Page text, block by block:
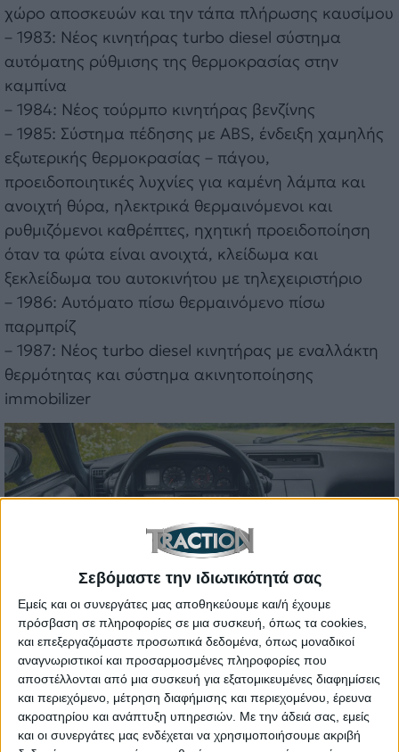
Σεβόμαστε την ιδιωτικότητά σας
Εμείς και οι συνεργάτες μας αποθηκεύουμε και/ή έχουμε
πρόσβαση σε πληροφορίες σε μια συσκευή, όπως τα cookies,
και επεξεργαζόμαστε προσωπικά δεδομένα, όπως μοναδικοί
αναγνωριστικοί και προσαρμοσμένες πληροφορίες που
αποστέλλονται από μια συσκευή για εξατομικευμένες διαφημίσεις
και περιεχόμενο, μέτρηση διαφήμισης και περιεχομένου, έρευνα
ακροατηρίου και ανάπτυξη υπηρεσιών. Με την άδειά σας, εμείς
και οι συνεργάτες μας ενδέχεται να χρησιμοποιήσουμε ακριβή
χώρο αποσκευών και την τάπα πλήρωσης καυσίμου
– 1983: Νέος κινητήρας turbo diesel σύστημα
αυτόματης ρύθμισης της θερμοκρασίας στην
καμπίνα
– 1984: Νέος τούρμπο κινητήρας βενζίνης
– 1985: Σύστημα πέδησης με ABS, ένδειξη χαμηλής
εξωτερικής θερμοκρασίας – πάγου,
προειδοποιητικές λυχνίες για καμένη λάμπα και
ανοιχτή θύρα, ηλεκτρικά θερμαινόμενοι και
ρυθμιζόμενοι καθρέπτες, ηχητική προειδοποίηση
όταν τα φώτα είναι ανοιχτά, κλείδωμα και
ξεκλείδωμα του αυτοκινήτου με τηλεχειριστήριο
– 1986: Αυτόματο πίσω θερμαινόμενο πίσω
παρμπρίζ
– 1987: Νέος turbo diesel κινητήρας με εναλλάκτη
θερμότητας και σύστημα ακινητοποίησης
immobilizer
Σημαντικές Εκδόσεις
Κατά τη διάρκεια της καριέρας του, το CX διέθετε
μια μεγάλη γκάμα κινητήρων. Κάποια από αυτά τα
μοντέλα έχουν κάνει ιδιαίτερα έντονη εντύπωση,